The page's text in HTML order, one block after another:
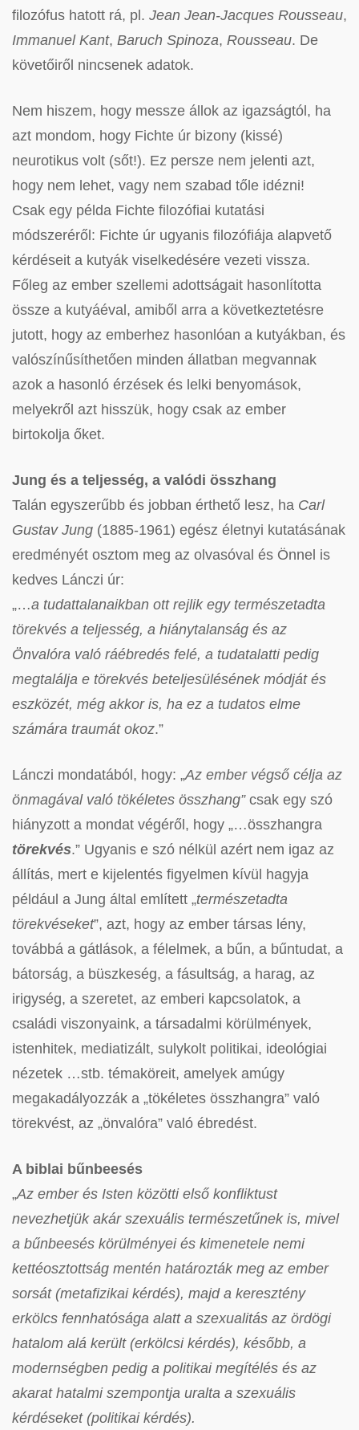
filozófus hatott rá, pl. Jean Jean-Jacques Rousseau,
Immanuel Kant, Baruch Spinoza, Rousseau. De
követőiről nincsenek adatok.
Nem hiszem, hogy messze állok az igazságtól, ha
azt mondom, hogy Fichte úr bizony (kissé)
neurotikus volt (sőt!). Ez persze nem jelenti azt,
hogy nem lehet, vagy nem szabad tőle idézni!
Csak egy példa Fichte filozófiai kutatási
módszeréről: Fichte úr ugyanis filozófiája alapvető
kérdéseit a kutyák viselkedésére vezeti vissza.
Főleg az ember szellemi adottságait hasonlította
össze a kutyáéval, amiből arra a következtetésre
jutott, hogy az emberhez hasonlóan a kutyákban, és
valószínűsíthetően minden állatban megvannak
azok a hasonló érzések és lelki benyomások,
melyekről azt hisszük, hogy csak az ember
birtokolja őket.
Jung és a teljesség, a valódi összhang
Talán egyszerűbb és jobban érthető lesz, ha Carl
Gustav Jung (1885-1961) egész életnyi kutatásának
eredményét osztom meg az olvasóval és Önnel is
kedves Lánczi úr:
„…a tudattalanaikban ott rejlik egy természetadta
törekvés a teljesség, a hiánytalanság és az
Önvalóra való ráébredés felé, a tudatalatti pedig
megtalálja e törekvés beteljesülésének módját és
eszközét, még akkor is, ha ez a tudatos elme
számára traumát okoz.”
Lánczi mondatából, hogy: „Az ember végső célja az
önmagával való tökéletes összhang”csak egy szó
hiányzott a mondat végéről, hogy „…összhangra
törekvés.” Ugyanis e szó nélkül azért nem igaz az
állítás, mert e kijelentés figyelmen kívül hagyja
például a Jung által említett „természetadta
törekvéseket”, azt, hogy az ember társas lény,
továbbá a gátlások, a félelmek, a bűn, a bűntudat, a
bátorság, a büszkeség, a fásultság, a harag, az
irigység, a szeretet, az emberi kapcsolatok, a
családi viszonyaink, a társadalmi körülmények,
istenhitek, mediatizált, sulykolt politikai, ideológiai
nézetek …stb. témaköreit, amelyek amúgy
megakadályozzák a „tökéletes összhangra” való
törekvést, az „önvalóra” való ébredést.
A biblai bűnbeesés
„Az ember és Isten közötti első konfliktust
nevezhetjük akár szexuális természetűnek is, mivel
a bűnbeesés körülményei és kimenetele nemi
kettéosztottság mentén határozták meg az ember
sorsát (metafizikai kérdés), majd a keresztény
erkölcs fennhatósága alatt a szexualitás az ördögi
hatalom alá került (erkölcsi kérdés), később, a
modernségben pedig a politikai megítélés és az
akarat hatalmi szempontja uralta a szexuális
kérdéseket (politikai kérdés).